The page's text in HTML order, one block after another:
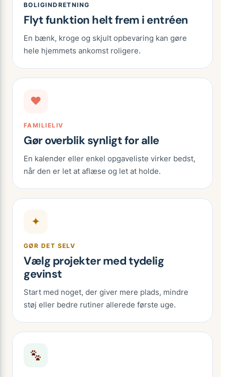
BOLIGINDRETNING
Flyt funktion helt frem i entréen
En bænk, kroge og skjult opbevaring kan gøre
hele hjemmets ankomst roligere.
♥
FAMILIELIV
Gør overblik synligt for alle
En kalender eller enkel opgaveliste virker bedst,
når den er let at aflæse og let at holde.
✦
GØR DET SELV
Vælg projekter med tydelig
gevinst
Start med noget, der giver mere plads, mindre
støj eller bedre rutiner allerede første uge.